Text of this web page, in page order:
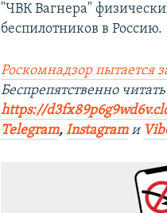
"ЧВК Вагнера"
беспилотников в Россию.
Роскомнадзор пытается
Беспрепятственно
https://
Telegram, Instagram и